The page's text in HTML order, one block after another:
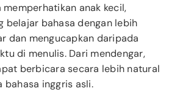
anak kecil,
belajar bahasa dengan lebih
dan mengucapkan daripada
di menulis. Dari mendengar,
berbicara secara lebih natural
inggris asli.